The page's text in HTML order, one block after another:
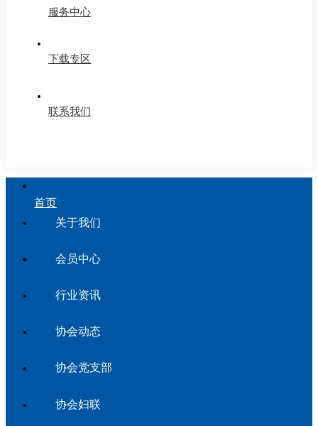
服务中心
下载专区
联系我们
首页
关于我们
会员中心
行业资讯
协会动态
协会党支部
协会妇联